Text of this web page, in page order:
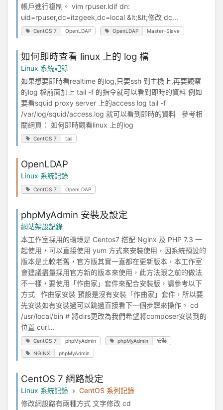
帳戶進行複制。 vim rpuser.ldif dn:
uid=rpuser,dc=itzgeek,dc=local &lt;&lt;修改 dc...
CentOS 7 OpenLDAP OpenLDAP Master-Slave
如何即時查看 linux 上的 log 檔
Linux 系統記錄
如果想要即時看realtime 的log,只要ssh 到主機上,再要觀察
的log 檔前面加上 tail -f 的指令就可以看到即時的資料 例如
要看squid proxy server 上的access log tail -f
/var/log/squid/access.log 就可以看到即時的資料 參考相
關網頁： 如何即時觀看linux 上的log
CentOS 7 tail
OpenLDAP
Linux 系統記錄
CentOS 7 OpenLDAP
phpMyAdmin 安裝及設定
網站架設記錄
本工作室採用的環境是 Centos7 搭配 Nginx 及 PHP 7.3 一
起使用，可以直接使用 yum 方式來安裝使用，因系統預設的
版本是比較老舊，官方版其實一直都在更新版本，本工作室
會建議盡量採用官方新的版本來使用，此方法跟之前的做法
不一樣，要使用「作曲家」套件來配合安裝版，請參考以下
方式 作曲家安裝 預設是沒有安裝「作曲家」套件，所以要
先安裝如有安裝過可以跳過直接看下一個步驟來操作。 cd
/usr/local/bin # 將dirs更改為我們希望將composer安裝到的
位置 curl...
CentOS 7 phpMyAdmin phpMyAdmin 安裝
NGINX phpMyAdmin
CentOS 7 網路設定
Linux 系統記錄
CentOS 系列記錄
修改網設路有兩種方式 文字修改 cd